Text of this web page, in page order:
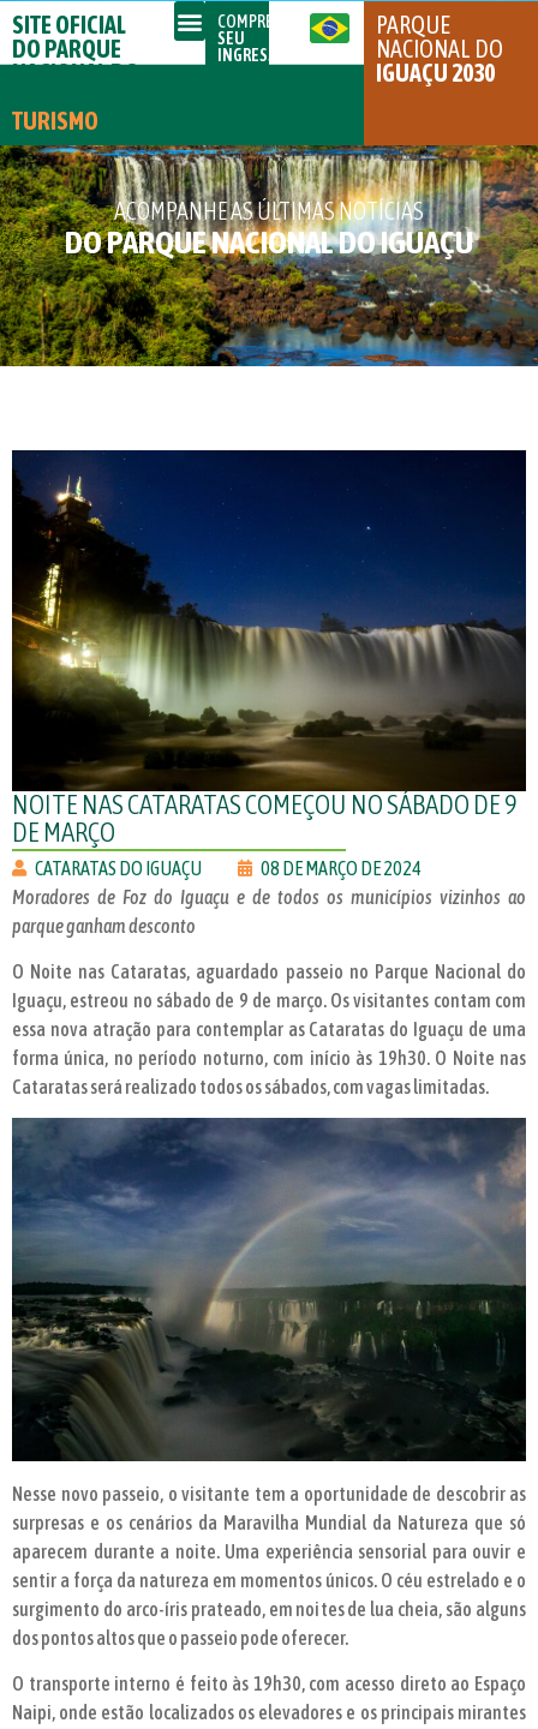
SITE OFICIAL
DO PARQUE
NACIONAL DO
TURISMO
COMPRE
SEU
INGRESSO
PARQUE
NACIONAL DO
IGUAÇU 2030
ACOMPANHE AS ÚLTIMAS NOTÍCIAS
DO PARQUE NACIONAL DO IGUAÇU
NOITE NAS CATARATAS COMEÇOU NO SÁBADO DE 9
DE MARÇO
CATARATAS DO IGUAÇU
08 DE MARÇO DE 2024
Moradores de Foz do Iguaçu e de todos os municípios vizinhos ao
parque ganham desconto
O Noite nas Cataratas, aguardado passeio no Parque Nacional do
Iguaçu, estreou no sábado de 9 de março. Os visitantes contam com
essa nova atração para contemplar as Cataratas do Iguaçu de uma
forma única, no período noturno, com início às 19h30. O Noite nas
Cataratas será realizado todos os sábados, com vagas limitadas.
Nesse novo passeio, o visitante tem a oportunidade de descobrir as
surpresas e os cenários da Maravilha Mundial da Natureza que só
aparecem durante a noite. Uma experiência sensorial para ouvir e
sentir a força da natureza em momentos únicos. O céu estrelado e o
surgimento do arco-íris prateado, em noites de lua cheia, são alguns
dos pontos altos que o passeio pode oferecer.
O transporte interno é feito às 19h30, com acesso direto ao Espaço
Naipi, onde estão localizados os elevadores e os principais mirantes